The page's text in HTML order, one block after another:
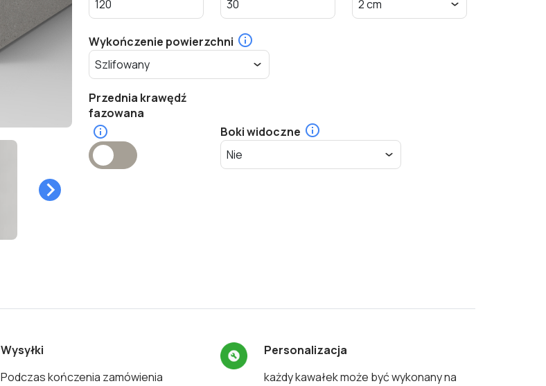
Wykończenie powierzchni
Przednia krawędź
fazowana
Boki widoczne
Wysyłki
Podczas kończenia zamówienia
Personalizacja
każdy kawałek może być wykonany na